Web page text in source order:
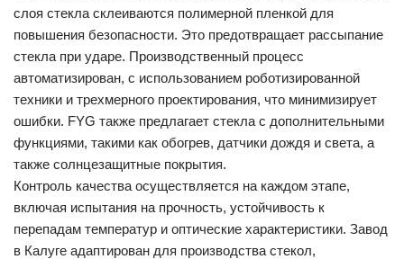
слоя стекла склеиваются полимерной пленкой для
повышения безопасности. Это предотвращает рассыпание
стекла при ударе. Производственный процесс
автоматизирован, с использованием роботизированной
техники и трехмерного проектирования, что минимизирует
ошибки. FYG также предлагает стекла с дополнительными
функциями, такими как обогрев, датчики дождя и света, а
также солнцезащитные покрытия.
Контроль качества осуществляется на каждом этапе,
включая испытания на прочность, устойчивость к
перепадам температур и оптические характеристики. Завод
в Калуге адаптирован для производства стекол,